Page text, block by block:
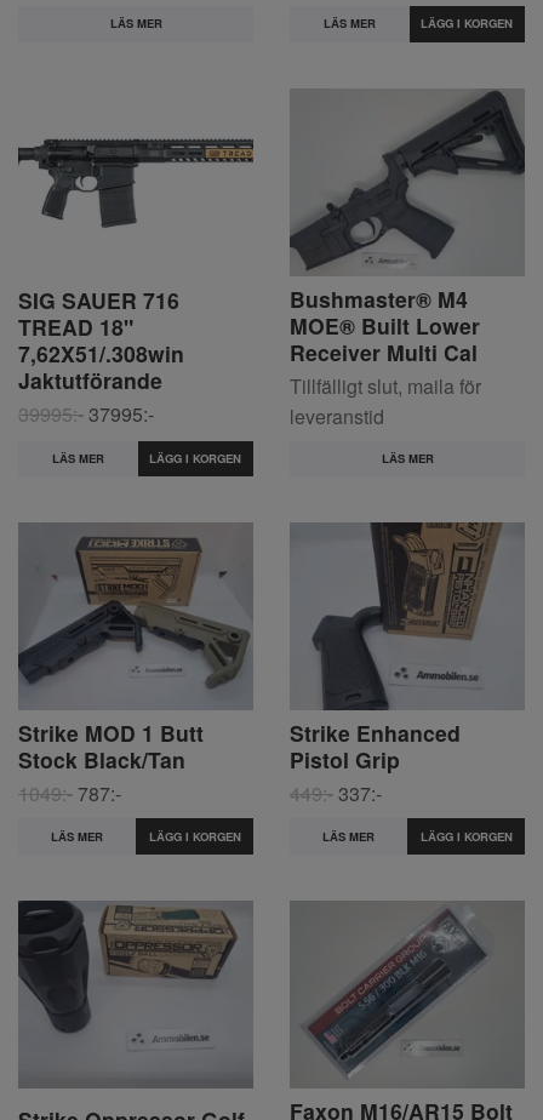
LÄS MER LÄS MER
SIG SAUER 716
TREAD 18"
7,62X51/.308win
Jaktutförande
39995:- 37995:-
LÄS MER
Bushmaster® M4
MOE® Built Lower
Receiver Multi Cal
Tillfälligt slut, maila för
leveranstid
LÄS MER
Strike MOD 1 Butt
Stock Black/Tan
1049:- 787:-
LÄS MER LÄGG I KORGEN
Strike Enhanced
Pistol Grip
449:- 337:-
LÄS MER LÄGG I KORGEN
Faxon M16/AR15 Bolt